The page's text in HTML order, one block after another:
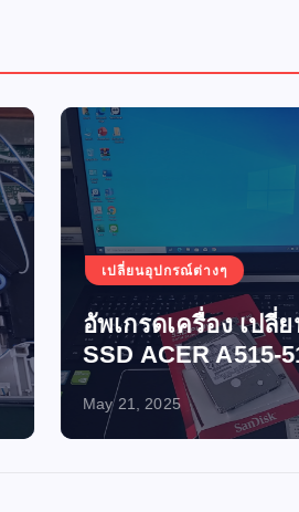
เปลี่ยนอุปกรณ์ต่างๆ
อัพเกรดเครื่อง เปลี่ยน
SSD ACER A515-51G
May 21, 2025